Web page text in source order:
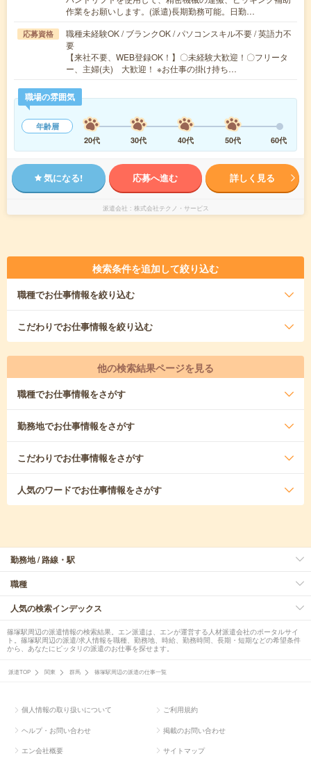
作業をお願いします。(派遣)長期勤務可能。日勤…
応募資格
職種未経験OK / ブランクOK / パソコンスキル不要 / 英語力不
要
【来社不要、WEB登録OK！】〇未経験大歓迎！〇フリータ
ー、主婦(夫) 大歓迎！ ※お仕事の掛け持ち…
職場の雰囲気
年齢層
20代
30代 40代 50代 60代
気になる! 応募へ進む 詳しく見る
派遣会社 株式会社テクノ・サービス
検索条件を追加して絞り込む
職種でお仕事情報を絞り込む
こだわりでお仕事情報を絞り込む
他の検索結果ページを見る
職種でお仕事情報をさがす
勤務地でお仕事情報をさがす
こだわりでお仕事情報をさがす
人気のワードでお仕事情報をさがす
勤務地 / 路線・駅
職種
人気の検索インデックス
篠塚駅周辺の派遣情報の検索結果。エン派遣は、エンが運営する人材派遣会社のポータルサイ
ト。篠塚駅周辺の派遣/求人情報を職種、勤務地、時給、勤務時間、長期・短期などの希望条件
から、あなたにピッタリの派遣のお仕事を探せます。
派遣TOP 関東 群馬 篠塚駅周辺の派遣の仕事一覧
個人情報の取り扱いについて ご利用規約
ヘルプ・お問い合わせ 掲載のお問い合わせ
エン会社概要 サイトマップ